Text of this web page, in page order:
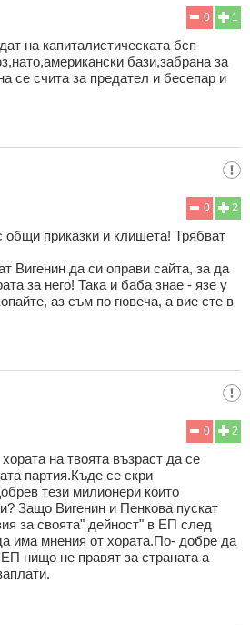
1
0
на капиталистическата бсп
бази,забрана за
се счита за предател и бесепар и
2
0
общи приказки и клишета! Трябват
Вигенин да си оправи сайта, за да
за него! Така и баба знае - язе у
аз съм по гювеча, а вие сте в
2
0
на твоята възраст да се
партия.Къде се скри
тези милионери които
Защо Вигенин и Пенкова пускат
за своята" дейност" в ЕП след
има мнения от хората.По- добре да
нищо не правят за страната а